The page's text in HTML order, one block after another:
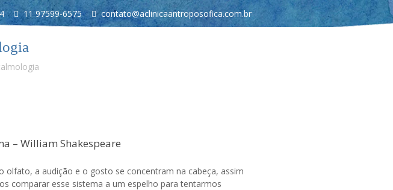
11 97599-6575 contato@aclinicaantroposofica.com.br
– William Shakespeare
olfato, a audição e o gosto se concentram na cabeça, assim
comparar esse sistema a um espelho para tentarmos